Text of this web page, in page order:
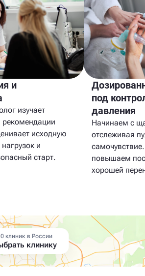
и
изучает
исходную
и
старт.
под
давления
Начинаем с
отслеживая
повышаем
хорошей
клиник в России
клинику